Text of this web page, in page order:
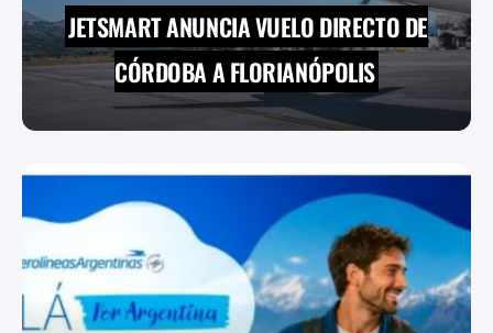
JETSMART ANUNCIA VUELO DIRECTO DE
CÓRDOBA A FLORIANÓPOLIS